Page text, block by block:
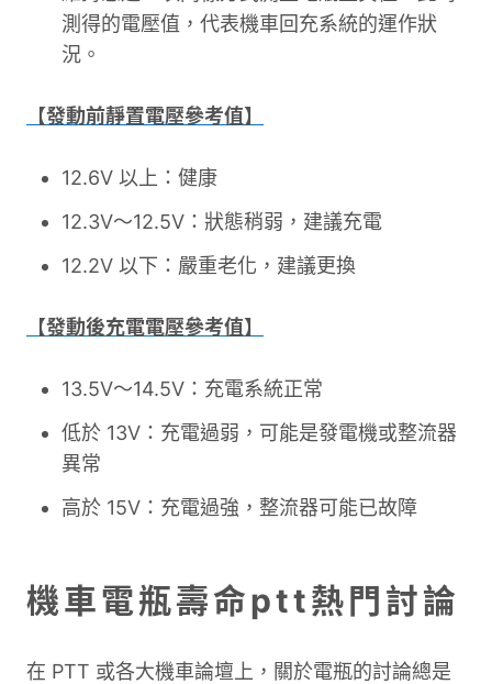
測得的電壓值，代表機車回充系統的運作狀
況。
【發動前靜置電壓參考值】
12.6V 以上：健康
12.3V～12.5V：狀態稍弱，建議充電
12.2V 以下：嚴重老化，建議更換
【發動後充電電壓參考值】
13.5V～14.5V：充電系統正常
低於 13V：充電過弱，可能是發電機或整流器
異常
高於 15V：充電過強，整流器可能已故障
機車電瓶壽命ptt熱門討論
在 PTT 或各大機車論壇上，關於電瓶的討論總是